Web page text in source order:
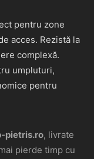
pentru zone
acces. Rezistă la
complexă.
umpluturi,
pentru
pietris.ro, livrate
pierde timp cu